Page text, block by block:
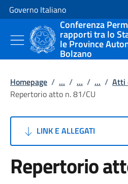
Vai al contenuto
Vai alla navigazione del sito
Governo Italiano
Conferenza
rapporti tra lo
le Province
Bolzano
Homepage / ... / ... / ... / Atti
Repertorio atto n. 81/CU
LINK E ALLEGATI
Repertorio